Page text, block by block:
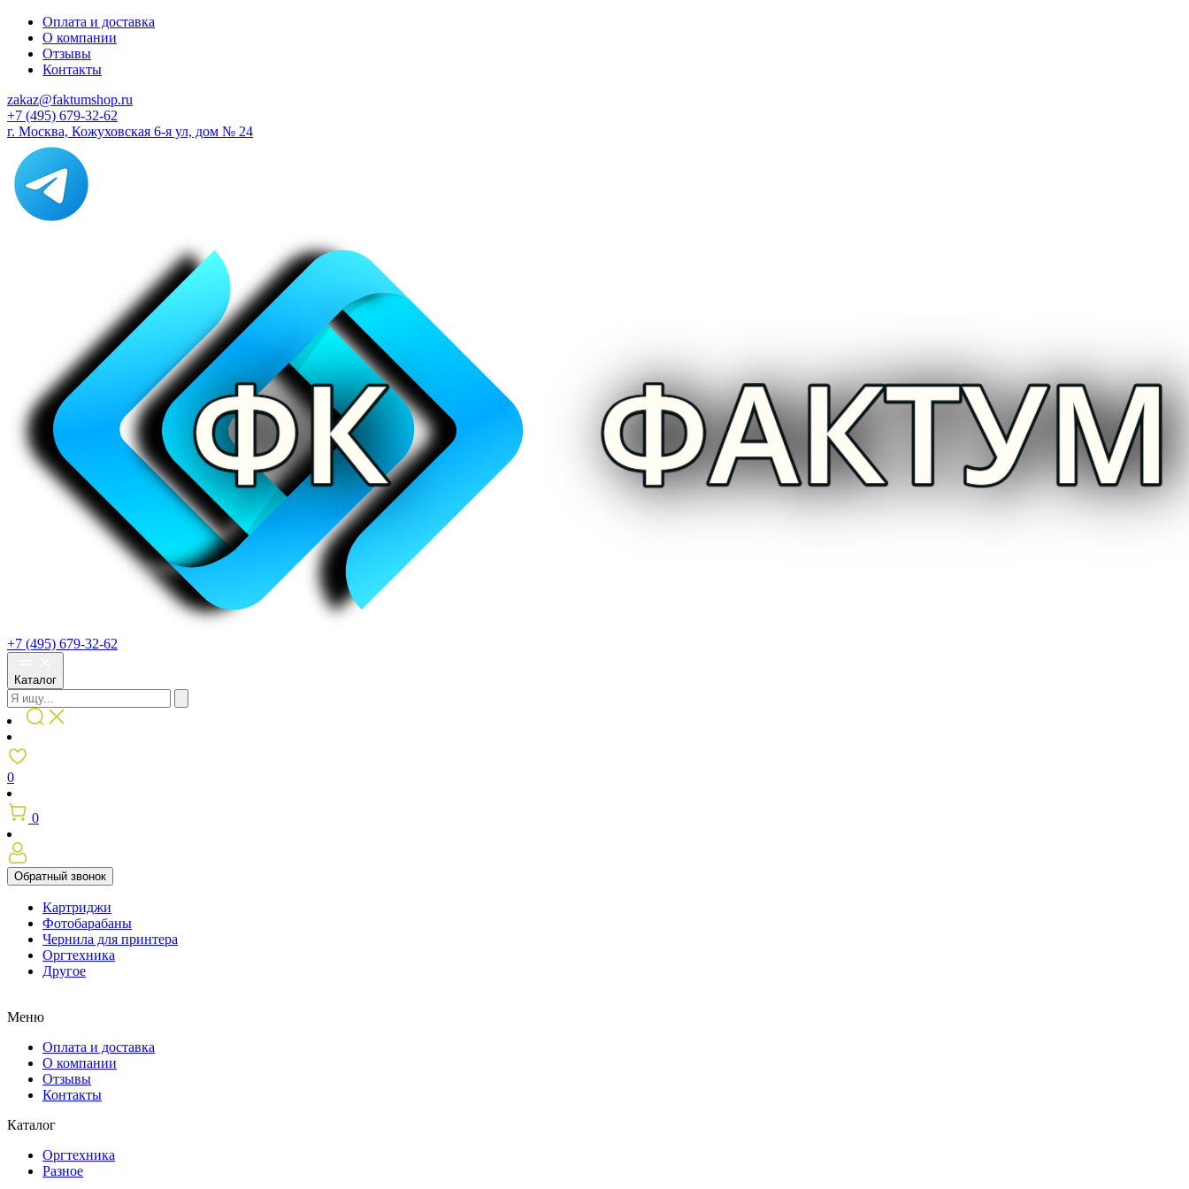
Оплата и доставка
О компании
Отзывы
Контакты
zakaz@faktumshop.ru
+7 (495) 679-32-62
г. Москва, Кожуховская 6-я ул, дом № 24
+7 (495) 679-32-62
Каталог
0
0
Обратный звонок
Картриджи
Фотобарабаны
Чернила для принтера
Оргтехника
Другое
Меню
Оплата и доставка
О компании
Отзывы
Контакты
Каталог
Оргтехника
Разное